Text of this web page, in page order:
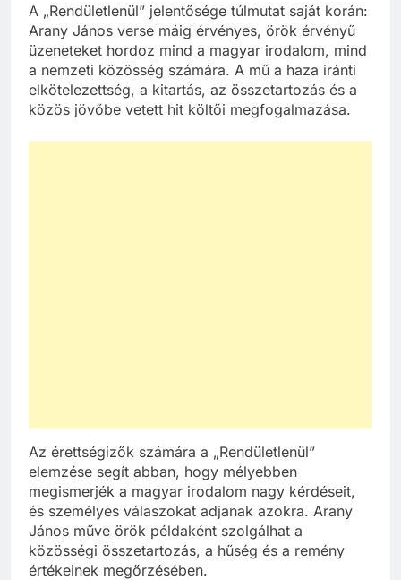
A „Rendületlenül” jelentősége túlmutat saját korán:
Arany János verse máig érvényes, örök érvényű
üzeneteket hordoz mind a magyar irodalom, mind
a nemzeti közösség számára. A mű a haza iránti
elkötelezettség, a kitartás, az összetartozás és a
közös jövőbe vetett hit költői megfogalmazása.
Az érettségizők számára a „Rendületlenül”
elemzése segít abban, hogy mélyebben
megismerjék a magyar irodalom nagy kérdéseit,
és személyes válaszokat adjanak azokra. Arany
János műve örök példaként szolgálhat a
közösségi összetartozás, a hűség és a remény
értékeinek megőrzésében.